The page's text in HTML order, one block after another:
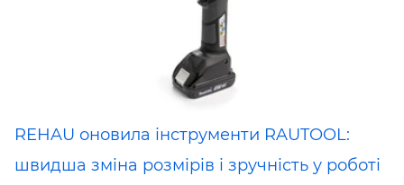
REHAU оновила інструменти RAUTOOL:
швидша зміна розмірів і зручність у роботі